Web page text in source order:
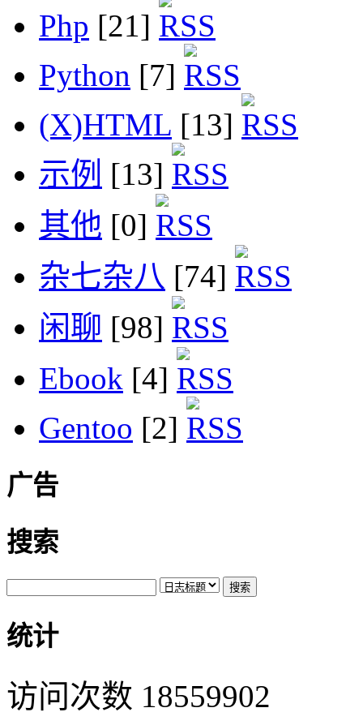
Php [21]
Python [7]
(X)HTML [13]
示例 [13]
其他 [0]
杂七杂八 [74]
闲聊 [98]
Ebook [4]
Gentoo [2]
广告
搜索
统计
访问次数 18559902